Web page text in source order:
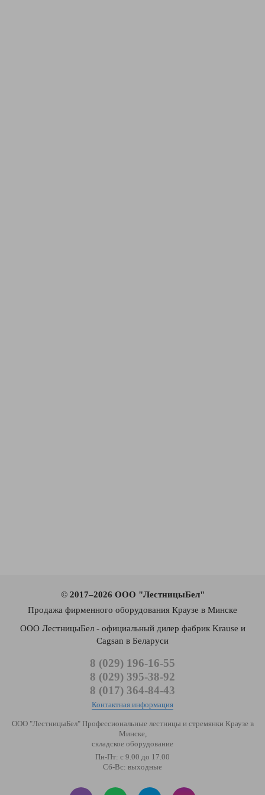
© 2017–2026 ООО "ЛестницыБел"
Продажа фирменного оборудования Краузе в Минске
ООО ЛестницыБел - официальный дилер фабрик Krause и
Cagsan в Беларуси
8 (029) 196-16-55
8 (029) 395-38-92
8 (017) 364-84-43
Контактная информация
ООО "ЛестницыБел" Профессиональные лестницы и стремянки Краузе в
Минске,
складское оборудование
Пн-Пт: с 9.00 до 17.00
Сб-Вс: выходные